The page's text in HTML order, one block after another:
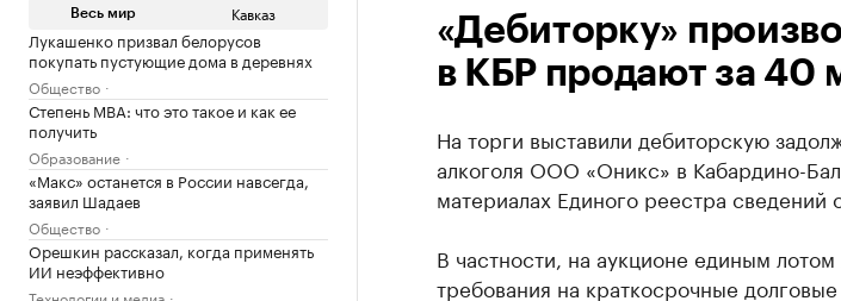
Весь мир Кавказ
Лукашенко призвал белорусов
покупать пустующие дома в деревнях
Общество
Степень MBA: что это такое и как ее
получить
Образование
«Макс» останется в России навсегда,
заявил Шадаев
Общество
Орешкин рассказал, когда применять
ИИ неэффективно
«Дебиторку»
в КБР продают за 40
На торги выставили дебиторскую
алкоголя ООО «Оникс» в Кабардино-
материалах Единого реестра сведений
В частности, на аукционе единым лотом
требования на краткосрочные